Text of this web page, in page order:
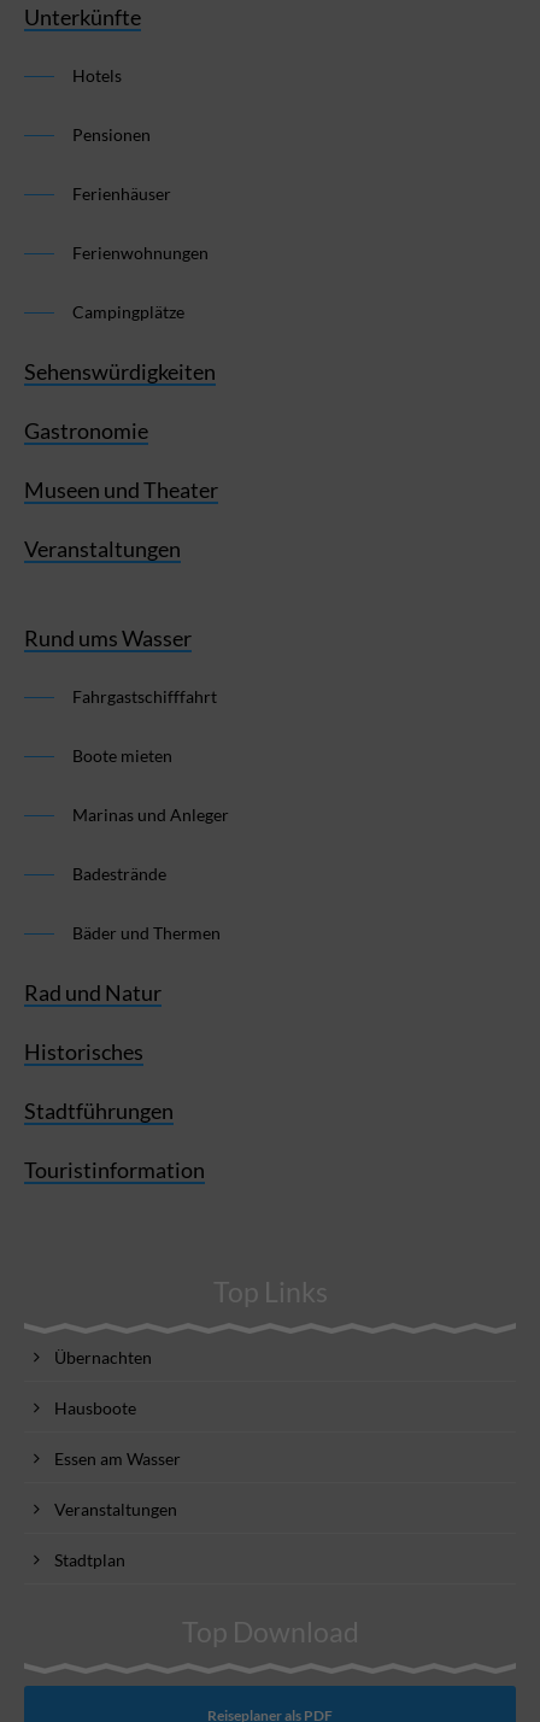
Unterkünfte
Hotels
Pensionen
Ferienhäuser
Ferienwohnungen
Campingplätze
Sehenswürdigkeiten
Gastronomie
Museen und Theater
Veranstaltungen
Rund ums Wasser
Fahrgastschifffahrt
Boote mieten
Marinas und Anleger
Badestrände
Bäder und Thermen
Rad und Natur
Historisches
Stadtführungen
Touristinformation
Top Links
Übernachten
Hausboote
Essen am Wasser
Veranstaltungen
Stadtplan
Top Download
Reiseplaner als PDF